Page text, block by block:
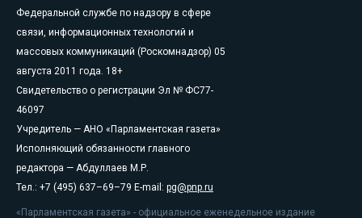
Федеральной службе по надзору в сфере
связи, информационных технологий и
массовых коммуникаций (Роскомнадзор) 05
августа 2011 года. 18+
Свидетельство о регистрации Эл № ФС77-
46097
Учредитель — АНО «Парламентская газета»
Исполняющий обязанности главного
редактора — Абдуллаев М.Р.
Тел.: +7 (495) 637–69–79 E-mail: pg@pnp.ru
«Парламентская газета» - официальное еженедельное издание